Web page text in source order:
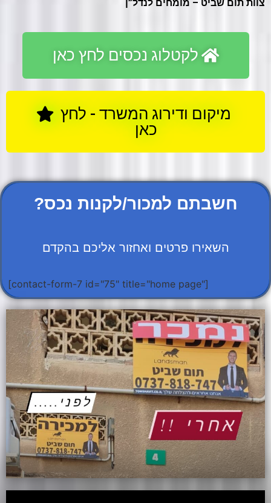
צוות תום שביט – מומחים לנדל”ן
לקטלוג נכסים לחץ כאן
מיקום ודירוג המשרד - לחץ
כאן
?חשבתם למכור/לקנות נכס
השאירו פרטים ואחזור אליכם בהקדם
[contact-form-7 id="75" title="home page"]